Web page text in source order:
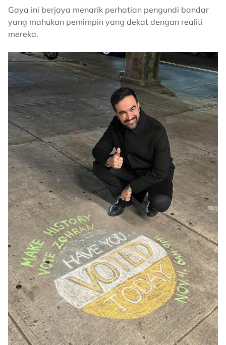
Gaya ini berjaya menarik perhatian pengundi bandar
yang mahukan pemimpin yang dekat dengan realiti
mereka.